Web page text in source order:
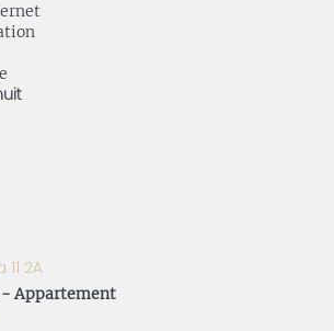
2A
-Appartement